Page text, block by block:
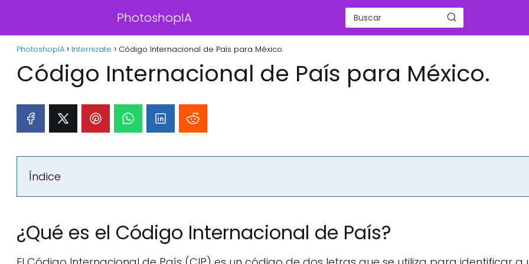
PhotoshopIA
PhotoshopIA Internizate Código Internacional de País para México.
Código Internacional de País para México.
Índice
¿Qué es el Código Internacional de País?